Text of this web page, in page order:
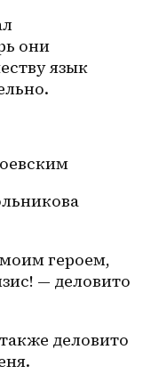
они
язык
героем,
— деловито
деловито